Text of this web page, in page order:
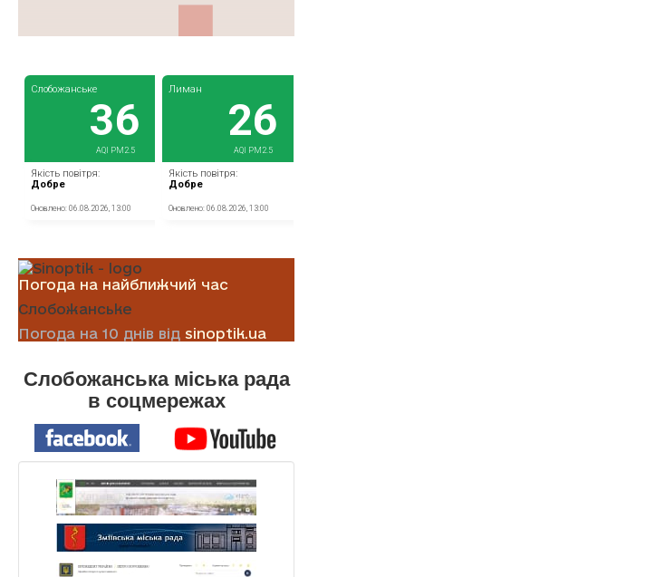
Погода на найближчий час
Слобожанське
Погода на 10 днів від sinoptik.ua
Слобожанська міська рада
в соцмережах